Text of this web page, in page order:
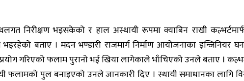
निरीक्षण भइसकेको र हाल अस्थायी रूपमा क्याबिन राखी
भइरहेको बताए । मदन भण्डारी राजमार्ग निर्माण आयोजनाका
गरिएको फलाम पुरानो भई खिया लागेकाले भाँचिएको उनले बताए ।
फलामको पुल बनाइएको उनले जानकारी दिए । स्थायी समाधानका लागि